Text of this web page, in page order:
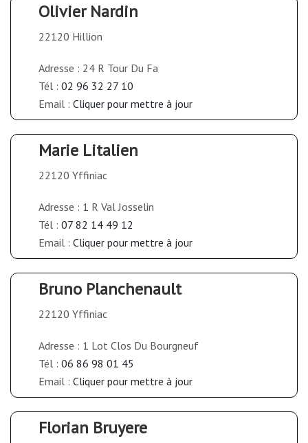
Olivier Nardin
22120 Hillion
Adresse : 24 R Tour Du Fa
Tél : 02 96 32 27 10
Email : Cliquer pour mettre à jour
Marie Litalien
22120 Yffiniac
Adresse : 1 R Val Josselin
Tél : 07 82 14 49 12
Email : Cliquer pour mettre à jour
Bruno Planchenault
22120 Yffiniac
Adresse : 1 Lot Clos Du Bourgneuf
Tél : 06 86 98 01 45
Email : Cliquer pour mettre à jour
Florian Bruyere